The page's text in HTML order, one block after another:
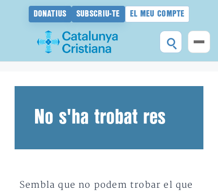
DONATIUS SUBSCRIU-TE EL MEU COMPTE
No s'ha trobat res
Sembla que no podem trobar el que